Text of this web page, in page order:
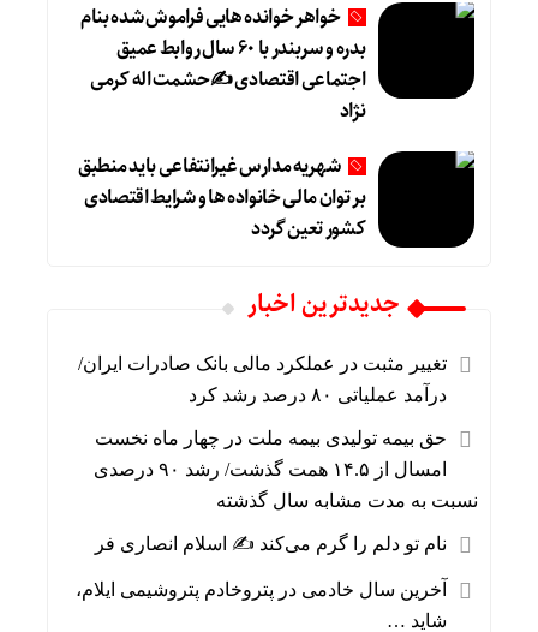
خواهر خوانده هایی فراموش شده بنام
بدره و سربندر با ۶۰ سال روابط عمیق
اجتماعی اقتصادی ✍حشمت اله کرمی
نژاد
شهریه مدارس غیرانتفاعی باید منطبق
بر توان مالی خانواده ها و شرایط اقتصادی
کشور تعین گردد
جديدترين اخبار
تغییر مثبت در عملکرد مالی بانک صادرات ایران/
درآمد عملیاتی ۸۰ درصد رشد کرد
حق بیمه تولیدی بیمه ملت در چهار ماه نخست
امسال از ۱۴.۵ همت گذشت/ رشد ۹۰ درصدی
نسبت به مدت مشابه سال گذشته
نام تو دلم را گرم می‌کند ✍️ اسلام انصاری فر
آخرین سال خادمی در پتروخادم پتروشیمی ایلام،
شاید …